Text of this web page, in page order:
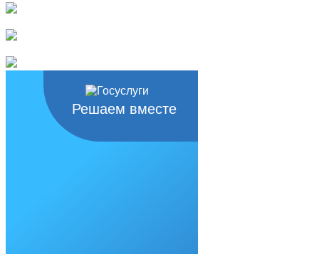
Решаем вместе